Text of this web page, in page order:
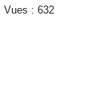
Vues : 632